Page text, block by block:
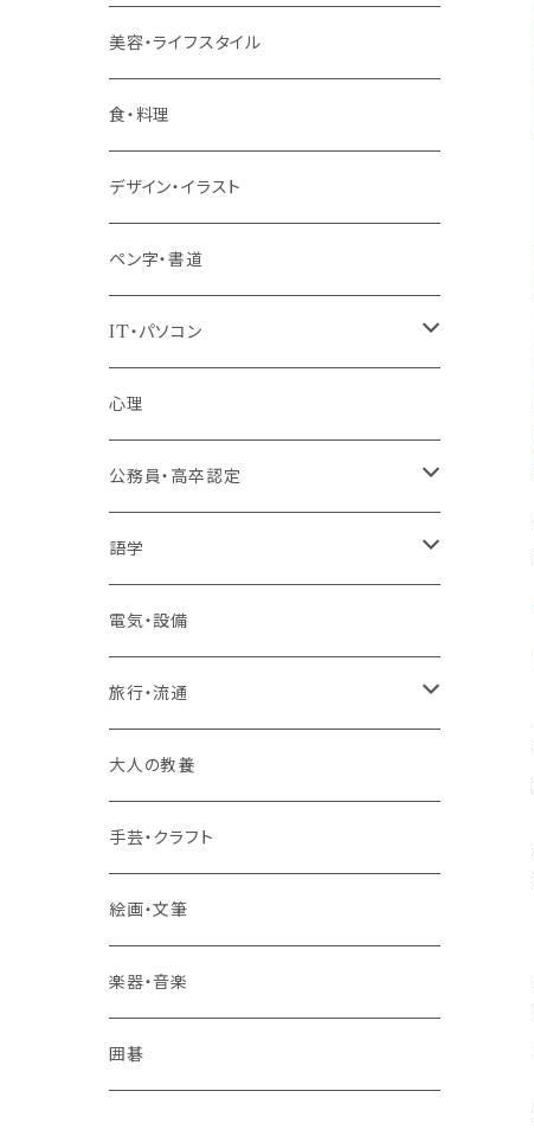
管理職
階層共通
パッケージプラン
美容・ライフスタイル
食・料理
デザイン・イラスト
ペン字・書道
IT・パソコン
MOS（ﾏｲｸﾛｿﾌﾄｵﾌｨｽｽﾍﾟｼｬﾘｽﾄ）講座
プログラミング・Web制作入門講座
1コース受講
2コースまとめて受講
その他 IT・パソコン
心理
公務員・高卒認定
高卒認定講座
大卒公務員受験対策講座
語学
TOEIC®L&Rテスト対策講座
その他 語学
電気・設備
旅行・流通
旅行業務取扱管理者講座
その他 旅行・流通
大人の教養
手芸・クラフト
絵画・文筆
楽器・音楽
囲碁